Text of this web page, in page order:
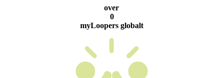
over
0
myLoopers globalt